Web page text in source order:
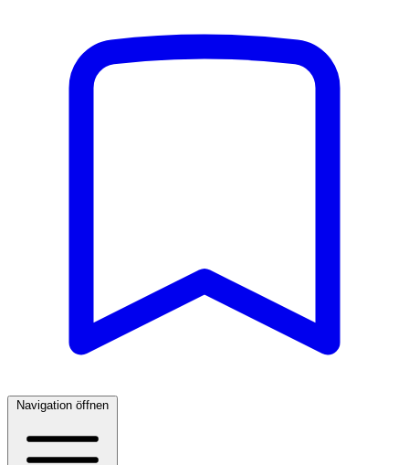
Navigation öffnen